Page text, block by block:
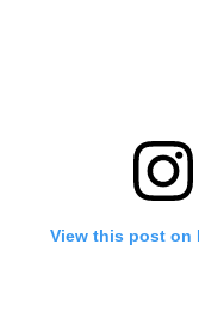
View this post on